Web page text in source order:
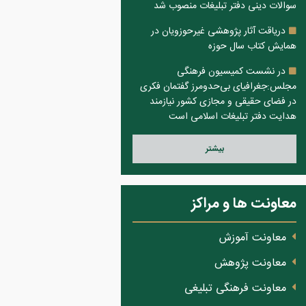
سوالات دینی دفتر تبلیغات منصوب شد
دریاقت آثار پژوهشی غیرحوزویان در
همایش کتاب سال حوزه
در نشست کمیسیون فرهنگی
مجلس:جغرافیای بی‌حدومرز گفتمان فکری
در فضای حقیقی و مجازی کشور نیازمند
هدایت دفتر تبلیغات اسلامی است
بيشتر
معاونت ها و مراکز
معاونت آموزش
معاونت پژوهش
معاونت فرهنگی تبلیغی